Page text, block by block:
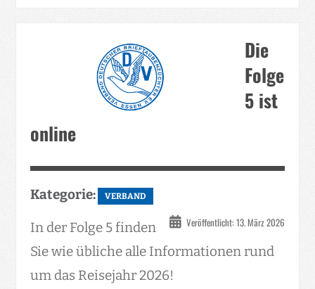
Die
Folge
5 ist
online
Kategorie: VERBAND
Veröffentlicht: 13. März 2026
In der Folge 5 finden
Sie wie übliche alle Informationen rund
um das Reisejahr 2026!